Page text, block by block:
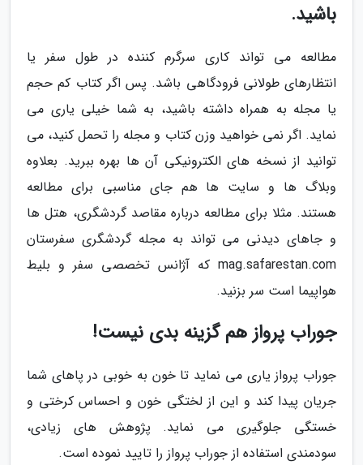
باشید.
مطالعه می تواند کاری سرگرم کننده در طول سفر یا
انتظارهای طولانی فرودگاهی باشد. پس اگر کتاب کم حجم
یا مجله به همراه داشته باشید، به شما خیلی یاری می
نماید. اگر نمی خواهید وزن کتاب و مجله را تحمل کنید، می
توانید از نسخه های الکترونیکی آن ها بهره ببرید. بعلاوه
وبلاگ ها و سایت ها هم جای مناسبی برای مطالعه
هستند. مثلا برای مطالعه درباره مقاصد گردشگری، هتل ها
و جاهای دیدنی می تواند به مجله گردشگری سفرستان
mag.safarestan.com که آژانس تخصصی سفر و بلیط
هواپیما است سر بزنید.
جوراب پرواز هم گزینه بدی نیست!
جوراب پرواز یاری می نماید تا خون به خوبی در پاهای شما
جریان پیدا کند و این از لختگی خون و احساس کرختی و
خستگی جلوگیری می نماید. پژوهش های زیادی،
سودمندی استفاده از جوراب پرواز را تایید نموده است.